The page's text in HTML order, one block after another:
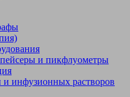
и пикфлуометры
инфузионных растворов